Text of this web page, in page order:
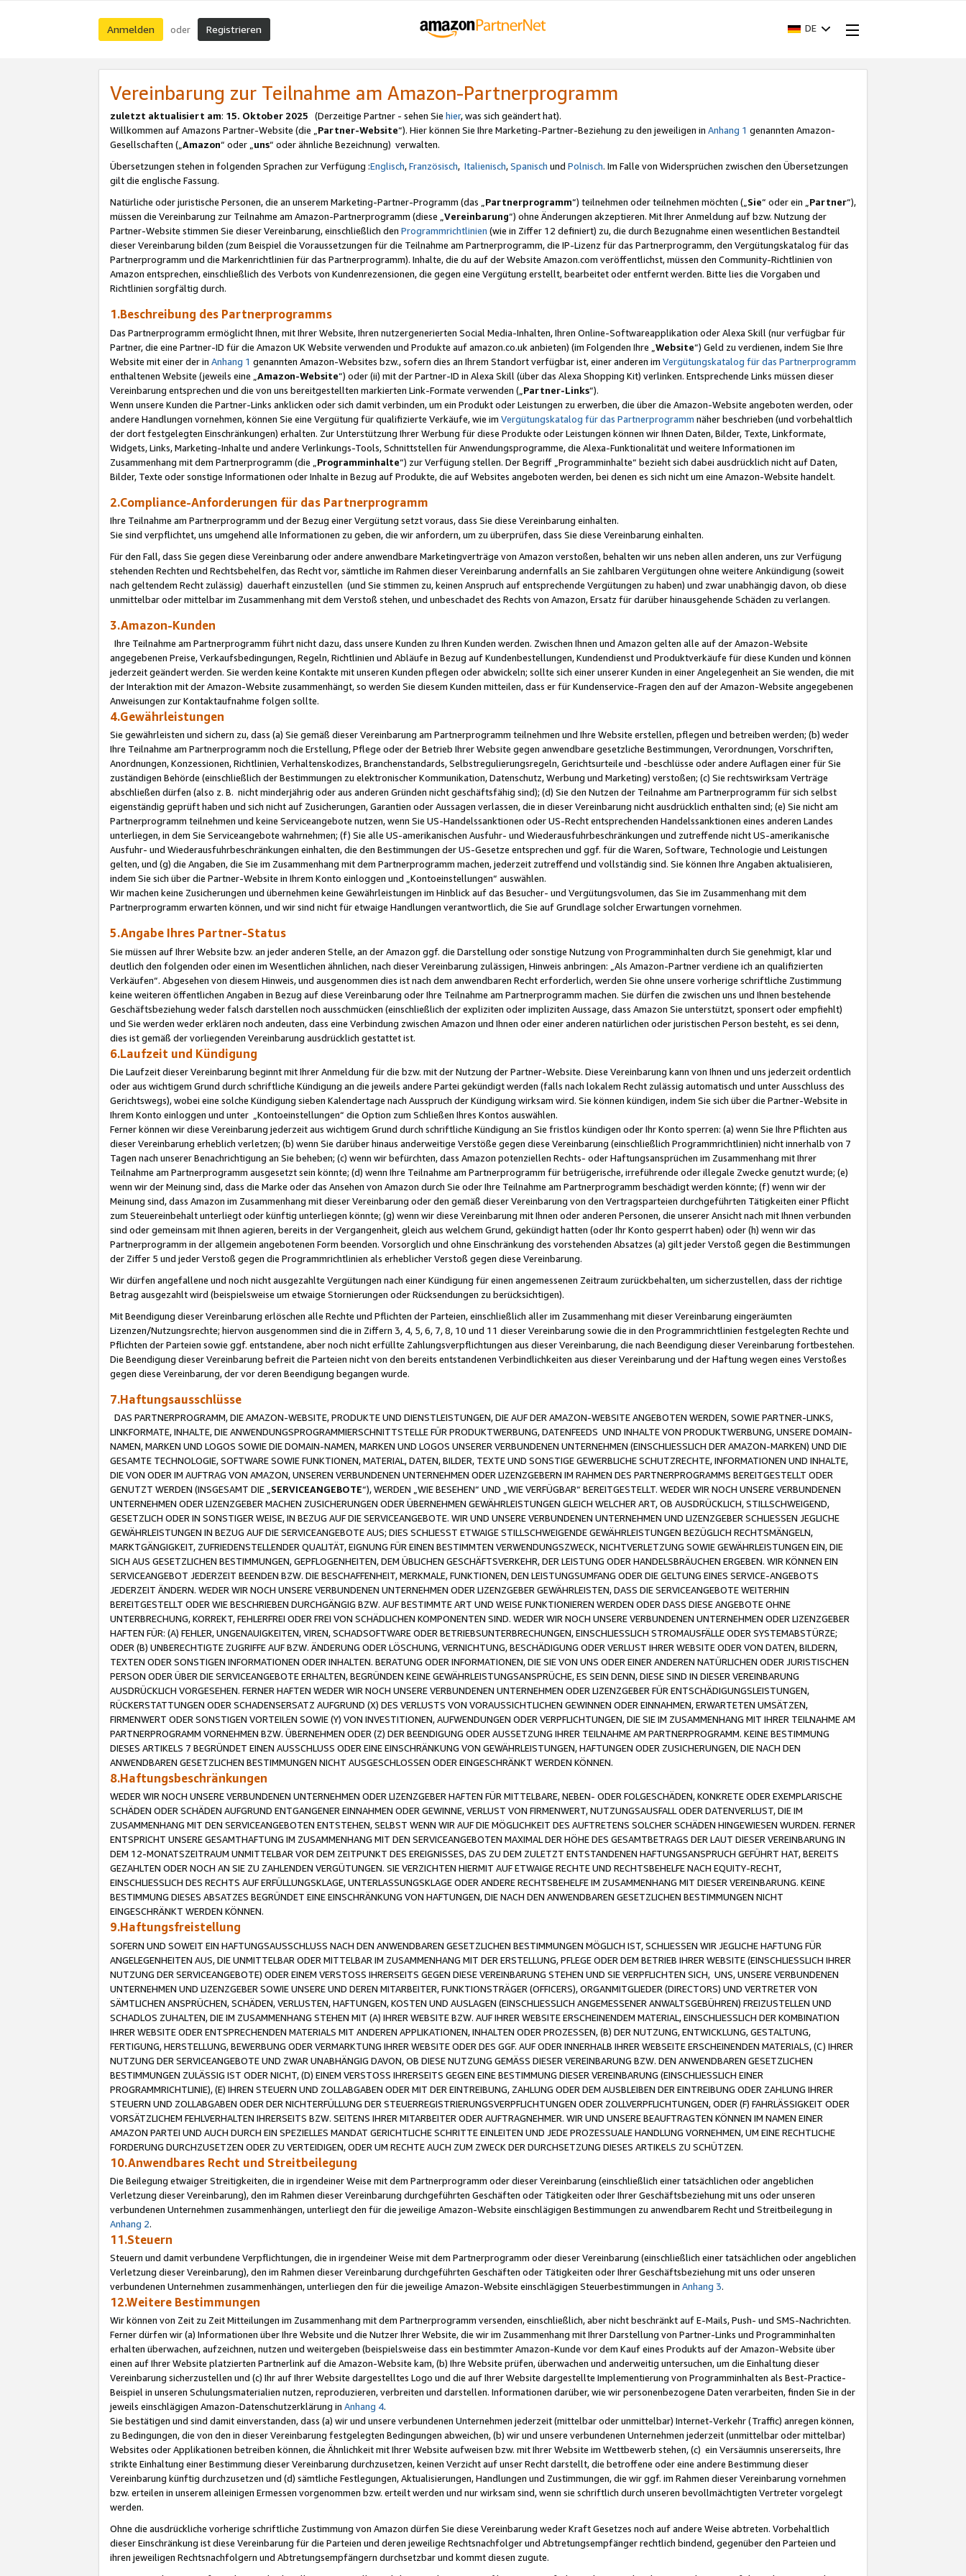
Anmelden oder Registrieren DE
Vereinbarung zur Teilnahme am Amazon-Partnerprogramm
zuletzt aktualisiert am: 15. Oktober 2025 (Derzeitige Partner - sehen Sie hier, was sich geändert hat).
Willkommen auf Amazons Partner-Website (die „Partner-Website“). Hier können Sie Ihre Marketing-Partner-Beziehung zu den jeweiligen in Anhang 1 genannten Amazon-
Gesellschaften („Amazon“ oder „uns“ oder ähnliche Bezeichnung) verwalten.
Übersetzungen stehen in folgenden Sprachen zur Verfügung :Englisch,Französisch, Italienisch,Spanisch und Polnisch. Im Falle von Widersprüchen zwischen den Übersetzungen
gilt die englische Fassung.
Natürliche oder juristische Personen, die an unserem Marketing-Partner-Programm (das „Partnerprogramm“) teilnehmen oder teilnehmen möchten („Sie“ oder ein „Partner“),
müssen die Vereinbarung zur Teilnahme am Amazon-Partnerprogramm (diese „Vereinbarung“) ohne Änderungen akzeptieren. Mit Ihrer Anmeldung auf bzw. Nutzung der
Partner-Website stimmen Sie dieser Vereinbarung, einschließlich den Programmrichtlinien (wie in Ziffer 12 definiert) zu, die durch Bezugnahme einen wesentlichen Bestandteil
dieser Vereinbarung bilden (zum Beispiel die Voraussetzungen für die Teilnahme am Partnerprogramm, die IP-Lizenz für das Partnerprogramm, den Vergütungskatalog für das
Partnerprogramm und die Markenrichtlinien für das Partnerprogramm). Inhalte, die du auf der Website Amazon.com veröffentlichst, müssen den Community-Richtlinien von
Amazon entsprechen, einschließlich des Verbots von Kundenrezensionen, die gegen eine Vergütung erstellt, bearbeitet oder entfernt werden. Bitte lies die Vorgaben und
Richtlinien sorgfältig durch.
1.Beschreibung des Partnerprogramms
Das Partnerprogramm ermöglicht Ihnen, mit Ihrer Website, Ihren nutzergenerierten Social Media-Inhalten, Ihren Online-Softwareapplikation oder Alexa Skill (nur verfügbar für
Partner, die eine Partner-ID für die Amazon UK Website verwenden und Produkte auf amazon.co.uk anbieten) (im Folgenden Ihre „ Website“) Geld zu verdienen, indem Sie Ihre
Website mit einer der in Anhang 1 genannten Amazon-Websites bzw., sofern dies an Ihrem Standort verfügbar ist, einer anderen im Vergütungskatalog für das Partnerprogramm
enthaltenen Website (jeweils eine „ Amazon-Website“) oder (ii) mit der Partner-ID in Alexa Skill (über das Alexa Shopping Kit) verlinken. Entsprechende Links müssen dieser
Vereinbarung entsprechen und die von uns bereitgestellten markierten Link-Formate verwenden („ Partner-Links“).
Wenn unsere Kunden die Partner-Links anklicken oder sich damit verbinden, um ein Produkt oder Leistungen zu erwerben, die über die Amazon-Website angeboten werden, oder
andere Handlungen vornehmen, können Sie eine Vergütung für qualifizierte Verkäufe, wie im Vergütungskatalog für das Partnerprogramm näher beschrieben (und vorbehaltlich
der dort festgelegten Einschränkungen) erhalten. Zur Unterstützung Ihrer Werbung für diese Produkte oder Leistungen können wir Ihnen Daten, Bilder, Texte, Linkformate,
Widgets, Links, Marketing-Inhalte und andere Verlinkungs-Tools, Schnittstellen für Anwendungsprogramme, die Alexa-Funktionalität und weitere Informationen im
Zusammenhang mit dem Partnerprogramm (die „ Programminhalte“) zur Verfügung stellen. Der Begriff „Programminhalte“ bezieht sich dabei ausdrücklich nicht auf Daten,
Bilder, Texte oder sonstige Informationen oder Inhalte in Bezug auf Produkte, die auf Websites angeboten werden, bei denen es sich nicht um eine Amazon-Website handelt.
2.Compliance-Anforderungen für das Partnerprogramm
Ihre Teilnahme am Partnerprogramm und der Bezug einer Vergütung setzt voraus, dass Sie diese Vereinbarung einhalten.
Sie sind verpflichtet, uns umgehend alle Informationen zu geben, die wir anfordern, um zu überprüfen, dass Sie diese Vereinbarung einhalten.
Für den Fall, dass Sie gegen diese Vereinbarung oder andere anwendbare Marketingverträge von Amazon verstoßen, behalten wir uns neben allen anderen, uns zur Verfügung
stehenden Rechten und Rechtsbehelfen, das Recht vor, sämtliche im Rahmen dieser Vereinbarung andernfalls an Sie zahlbaren Vergütungen ohne weitere Ankündigung (soweit
nach geltendem Recht zulässig) dauerhaft einzustellen (und Sie stimmen zu, keinen Anspruch auf entsprechende Vergütungen zu haben) und zwar unabhängig davon, ob diese
unmittelbar oder mittelbar im Zusammenhang mit dem Verstoß stehen, und unbeschadet des Rechts von Amazon, Ersatz für darüber hinausgehende Schäden zu verlangen.
3.Amazon-Kunden
Ihre Teilnahme am Partnerprogramm führt nicht dazu, dass unsere Kunden zu Ihren Kunden werden. Zwischen Ihnen und Amazon gelten alle auf der Amazon-Website
angegebenen Preise, Verkaufsbedingungen, Regeln, Richtlinien und Abläufe in Bezug auf Kundenbestellungen, Kundendienst und Produktverkäufe für diese Kunden und können
jederzeit geändert werden. Sie werden keine Kontakte mit unseren Kunden pflegen oder abwickeln; sollte sich einer unserer Kunden in einer Angelegenheit an Sie wenden, die mit
der Interaktion mit der Amazon-Website zusammenhängt, so werden Sie diesem Kunden mitteilen, dass er für Kundenservice-Fragen den auf der Amazon-Website angegebenen
Anweisungen zur Kontaktaufnahme folgen sollte.
4.Gewährleistungen
Sie gewährleisten und sichern zu, dass (a) Sie gemäß dieser Vereinbarung am Partnerprogramm teilnehmen und Ihre Website erstellen, pflegen und betreiben werden; (b) weder
Ihre Teilnahme am Partnerprogramm noch die Erstellung, Pflege oder der Betrieb Ihrer Website gegen anwendbare gesetzliche Bestimmungen, Verordnungen, Vorschriften,
Anordnungen, Konzessionen, Richtlinien, Verhaltenskodizes, Branchenstandards, Selbstregulierungsregeln, Gerichtsurteile und -beschlüsse oder andere Auflagen einer für Sie
zuständigen Behörde (einschließlich der Bestimmungen zu elektronischer Kommunikation, Datenschutz, Werbung und Marketing) verstoßen; (c) Sie rechtswirksam Verträge
abschließen dürfen (also z. B. nicht minderjährig oder aus anderen Gründen nicht geschäftsfähig sind); (d) Sie den Nutzen der Teilnahme am Partnerprogramm für sich selbst
eigenständig geprüft haben und sich nicht auf Zusicherungen, Garantien oder Aussagen verlassen, die in dieser Vereinbarung nicht ausdrücklich enthalten sind; (e) Sie nicht am
Partnerprogramm teilnehmen und keine Serviceangebote nutzen, wenn Sie US-Handelssanktionen oder US-Recht entsprechenden Handelssanktionen eines anderen Landes
unterliegen, in dem Sie Serviceangebote wahrnehmen; (f) Sie alle US-amerikanischen Ausfuhr- und Wiederausfuhrbeschränkungen und zutreffende nicht US-amerikanische
Ausfuhr- und Wiederausfuhrbeschränkungen einhalten, die den Bestimmungen der US-Gesetze entsprechen und ggf. für die Waren, Software, Technologie und Leistungen
gelten, und (g) die Angaben, die Sie im Zusammenhang mit dem Partnerprogramm machen, jederzeit zutreffend und vollständig sind. Sie können Ihre Angaben aktualisieren,
indem Sie sich über die Partner-Website in Ihrem Konto einloggen und „Kontoeinstellungen“ auswählen.
Wir machen keine Zusicherungen und übernehmen keine Gewährleistungen im Hinblick auf das Besucher- und Vergütungsvolumen, das Sie im Zusammenhang mit dem
Partnerprogramm erwarten können, und wir sind nicht für etwaige Handlungen verantwortlich, die Sie auf Grundlage solcher Erwartungen vornehmen.
5.Angabe Ihres Partner-Status
Sie müssen auf Ihrer Website bzw. an jeder anderen Stelle, an der Amazon ggf. die Darstellung oder sonstige Nutzung von Programminhalten durch Sie genehmigt, klar und
deutlich den folgenden oder einen im Wesentlichen ähnlichen, nach dieser Vereinbarung zulässigen, Hinweis anbringen: „Als Amazon-Partner verdiene ich an qualifizierten
Verkäufen“. Abgesehen von diesem Hinweis, und ausgenommen dies ist nach dem anwendbaren Recht erforderlich, werden Sie ohne unsere vorherige schriftliche Zustimmung
keine weiteren öffentlichen Angaben in Bezug auf diese Vereinbarung oder Ihre Teilnahme am Partnerprogramm machen. Sie dürfen die zwischen uns und Ihnen bestehende
Geschäftsbeziehung weder falsch darstellen noch ausschmücken (einschließlich der expliziten oder impliziten Aussage, dass Amazon Sie unterstützt, sponsert oder empfiehlt)
und Sie werden weder erklären noch andeuten, dass eine Verbindung zwischen Amazon und Ihnen oder einer anderen natürlichen oder juristischen Person besteht, es sei denn,
dies ist gemäß der vorliegenden Vereinbarung ausdrücklich gestattet ist.
6.Laufzeit und Kündigung
Die Laufzeit dieser Vereinbarung beginnt mit Ihrer Anmeldung für die bzw. mit der Nutzung der Partner-Website. Diese Vereinbarung kann von Ihnen und uns jederzeit ordentlich
oder aus wichtigem Grund durch schriftliche Kündigung an die jeweils andere Partei gekündigt werden (falls nach lokalem Recht zulässig automatisch und unter Ausschluss des
Gerichtswegs), wobei eine solche Kündigung sieben Kalendertage nach Ausspruch der Kündigung wirksam wird. Sie können kündigen, indem Sie sich über die Partner-Website in
Ihrem Konto einloggen und unter „Kontoeinstellungen“ die Option zum Schließen Ihres Kontos auswählen.
Ferner können wir diese Vereinbarung jederzeit aus wichtigem Grund durch schriftliche Kündigung an Sie fristlos kündigen oder Ihr Konto sperren: (a) wenn Sie Ihre Pflichten aus
dieser Vereinbarung erheblich verletzen; (b) wenn Sie darüber hinaus anderweitige Verstöße gegen diese Vereinbarung (einschließlich Programmrichtlinien) nicht innerhalb von 7
Tagen nach unserer Benachrichtigung an Sie beheben; (c) wenn wir befürchten, dass Amazon potenziellen Rechts- oder Haftungsansprüchen im Zusammenhang mit Ihrer
Teilnahme am Partnerprogramm ausgesetzt sein könnte; (d) wenn Ihre Teilnahme am Partnerprogramm für betrügerische, irreführende oder illegale Zwecke genutzt wurde; (e)
wenn wir der Meinung sind, dass die Marke oder das Ansehen von Amazon durch Sie oder Ihre Teilnahme am Partnerprogramm beschädigt werden könnte; (f) wenn wir der
Meinung sind, dass Amazon im Zusammenhang mit dieser Vereinbarung oder den gemäß dieser Vereinbarung von den Vertragsparteien durchgeführten Tätigkeiten einer Pflicht
zum Steuereinbehalt unterliegt oder künftig unterliegen könnte; (g) wenn wir diese Vereinbarung mit Ihnen oder anderen Personen, die unserer Ansicht nach mit Ihnen verbunden
sind oder gemeinsam mit Ihnen agieren, bereits in der Vergangenheit, gleich aus welchem Grund, gekündigt hatten (oder Ihr Konto gesperrt haben) oder (h) wenn wir das
Partnerprogramm in der allgemein angebotenen Form beenden. Vorsorglich und ohne Einschränkung des vorstehenden Absatzes (a) gilt jeder Verstoß gegen die Bestimmungen
der Ziffer 5 und jeder Verstoß gegen die Programmrichtlinien als erheblicher Verstoß gegen diese Vereinbarung.
Wir dürfen angefallene und noch nicht ausgezahlte Vergütungen nach einer Kündigung für einen angemessenen Zeitraum zurückbehalten, um sicherzustellen, dass der richtige
Betrag ausgezahlt wird (beispielsweise um etwaige Stornierungen oder Rücksendungen zu berücksichtigen).
Mit Beendigung dieser Vereinbarung erlöschen alle Rechte und Pflichten der Parteien, einschließlich aller im Zusammenhang mit dieser Vereinbarung eingeräumten
Lizenzen/Nutzungsrechte; hiervon ausgenommen sind die in Ziffern 3, 4, 5, 6, 7, 8, 10 und 11 dieser Vereinbarung sowie die in den Programmrichtlinien festgelegten Rechte und
Pflichten der Parteien sowie ggf. entstandene, aber noch nicht erfüllte Zahlungsverpflichtungen aus dieser Vereinbarung, die nach Beendigung dieser Vereinbarung fortbestehen.
Die Beendigung dieser Vereinbarung befreit die Parteien nicht von den bereits entstandenen Verbindlichkeiten aus dieser Vereinbarung und der Haftung wegen eines Verstoßes
gegen diese Vereinbarung, der vor deren Beendigung begangen wurde.
7.Haftungsausschlüsse
DAS PARTNERPROGRAMM, DIE AMAZON-WEBSITE, PRODUKTE UND DIENSTLEISTUNGEN, DIE AUF DER AMAZON-WEBSITE ANGEBOTEN WERDEN, SOWIE PARTNER-LINKS,
LINKFORMATE, INHALTE, DIE ANWENDUNGSPROGRAMMIERSCHNITTSTELLE FÜR PRODUKTWERBUNG, DATENFEEDS UND INHALTE VON PRODUKTWERBUNG, UNSERE DOMAIN-
NAMEN, MARKEN UND LOGOS SOWIE DIE DOMAIN-NAMEN, MARKEN UND LOGOS UNSERER VERBUNDENEN UNTERNEHMEN (EINSCHLIESSLICH DER AMAZON-MARKEN) UND DIE
GESAMTE TECHNOLOGIE, SOFTWARE SOWIE FUNKTIONEN, MATERIAL, DATEN, BILDER, TEXTE UND SONSTIGE GEWERBLICHE SCHUTZRECHTE, INFORMATIONEN UND INHALTE,
DIE VON ODER IM AUFTRAG VON AMAZON, UNSEREN VERBUNDENEN UNTERNEHMEN ODER LIZENZGEBERN IM RAHMEN DES PARTNERPROGRAMMS BEREITGESTELLT ODER
GENUTZT WERDEN (INSGESAMT DIE „ SERVICEANGEBOTE“), WERDEN „WIE BESEHEN“ UND „WIE VERFÜGBAR“ BEREITGESTELLT. WEDER WIR NOCH UNSERE VERBUNDENEN
UNTERNEHMEN ODER LIZENZGEBER MACHEN ZUSICHERUNGEN ODER ÜBERNEHMEN GEWÄHRLEISTUNGEN GLEICH WELCHER ART, OB AUSDRÜCKLICH, STILLSCHWEIGEND,
GESETZLICH ODER IN SONSTIGER WEISE, IN BEZUG AUF DIE SERVICEANGEBOTE. WIR UND UNSERE VERBUNDENEN UNTERNEHMEN UND LIZENZGEBER SCHLIESSEN JEGLICHE
GEWÄHRLEISTUNGEN IN BEZUG AUF DIE SERVICEANGEBOTE AUS; DIES SCHLIESST ETWAIGE STILLSCHWEIGENDE GEWÄHRLEISTUNGEN BEZÜGLICH RECHTSMÄNGELN,
MARKTGÄNGIGKEIT, ZUFRIEDENSTELLENDER QUALITÄT, EIGNUNG FÜR EINEN BESTIMMTEN VERWENDUNGSZWECK, NICHTVERLETZUNG SOWIE GEWÄHRLEISTUNGEN EIN, DIE
SICH AUS GESETZLICHEN BESTIMMUNGEN, GEPFLOGENHEITEN, DEM ÜBLICHEN GESCHÄFTSVERKEHR, DER LEISTUNG ODER HANDELSBRÄUCHEN ERGEBEN. WIR KÖNNEN EIN
SERVICEANGEBOT JEDERZEIT BEENDEN BZW. DIE BESCHAFFENHEIT, MERKMALE, FUNKTIONEN, DEN LEISTUNGSUMFANG ODER DIE GELTUNG EINES SERVICE-ANGEBOTS
JEDERZEIT ÄNDERN. WEDER WIR NOCH UNSERE VERBUNDENEN UNTERNEHMEN ODER LIZENZGEBER GEWÄHRLEISTEN, DASS DIE SERVICEANGEBOTE WEITERHIN
BEREITGESTELLT ODER WIE BESCHRIEBEN DURCHGÄNGIG BZW. AUF BESTIMMTE ART UND WEISE FUNKTIONIEREN WERDEN ODER DASS DIESE ANGEBOTE OHNE
UNTERBRECHUNG, KORREKT, FEHLERFREI ODER FREI VON SCHÄDLICHEN KOMPONENTEN SIND. WEDER WIR NOCH UNSERE VERBUNDENEN UNTERNEHMEN ODER LIZENZGEBER
HAFTEN FÜR: (A) FEHLER, UNGENAUIGKEITEN, VIREN, SCHADSOFTWARE ODER BETRIEBSUNTERBRECHUNGEN, EINSCHLIESSLICH STROMAUSFÄLLE ODER SYSTEMABSTÜRZE;
ODER (B) UNBERECHTIGTE ZUGRIFFE AUF BZW. ÄNDERUNG ODER LÖSCHUNG, VERNICHTUNG, BESCHÄDIGUNG ODER VERLUST IHRER WEBSITE ODER VON DATEN, BILDERN,
TEXTEN ODER SONSTIGEN INFORMATIONEN ODER INHALTEN. BERATUNG ODER INFORMATIONEN, DIE SIE VON UNS ODER EINER ANDEREN NATÜRLICHEN ODER JURISTISCHEN
PERSON ODER ÜBER DIE SERVICEANGEBOTE ERHALTEN, BEGRÜNDEN KEINE GEWÄHRLEISTUNGSANSPRÜCHE, ES SEIN DENN, DIESE SIND IN DIESER VEREINBARUNG
AUSDRÜCKLICH VORGESEHEN. FERNER HAFTEN WEDER WIR NOCH UNSERE VERBUNDENEN UNTERNEHMEN ODER LIZENZGEBER FÜR ENTSCHÄDIGUNGSLEISTUNGEN,
RÜCKERSTATTUNGEN ODER SCHADENSERSATZ AUFGRUND (X) DES VERLUSTS VON VORAUSSICHTLICHEN GEWINNEN ODER EINNAHMEN, ERWARTETEN UMSÄTZEN,
FIRMENWERT ODER SONSTIGEN VORTEILEN SOWIE (Y) VON INVESTITIONEN, AUFWENDUNGEN ODER VERPFLICHTUNGEN, DIE SIE IM ZUSAMMENHANG MIT IHRER TEILNAHME AM
PARTNERPROGRAMM VORNEHMEN BZW. ÜBERNEHMEN ODER (Z) DER BEENDIGUNG ODER AUSSETZUNG IHRER TEILNAHME AM PARTNERPROGRAMM. KEINE BESTIMMUNG
DIESES ARTIKELS 7 BEGRÜNDET EINEN AUSSCHLUSS ODER EINE EINSCHRÄNKUNG VON GEWÄHRLEISTUNGEN, HAFTUNGEN ODER ZUSICHERUNGEN, DIE NACH DEN
ANWENDBAREN GESETZLICHEN BESTIMMUNGEN NICHT AUSGESCHLOSSEN ODER EINGESCHRÄNKT WERDEN KÖNNEN.
8.Haftungsbeschränkungen
WEDER WIR NOCH UNSERE VERBUNDENEN UNTERNEHMEN ODER LIZENZGEBER HAFTEN FÜR MITTELBARE, NEBEN- ODER FOLGESCHÄDEN, KONKRETE ODER EXEMPLARISCHE
SCHÄDEN ODER SCHÄDEN AUFGRUND ENTGANGENER EINNAHMEN ODER GEWINNE, VERLUST VON FIRMENWERT, NUTZUNGSAUSFALL ODER DATENVERLUST, DIE IM
ZUSAMMENHANG MIT DEN SERVICEANGEBOTEN ENTSTEHEN, SELBST WENN WIR AUF DIE MÖGLICHKEIT DES AUFTRETENS SOLCHER SCHÄDEN HINGEWIESEN WURDEN. FERNER
ENTSPRICHT UNSERE GESAMTHAFTUNG IM ZUSAMMENHANG MIT DEN SERVICEANGEBOTEN MAXIMAL DER HÖHE DES GESAMTBETRAGS DER LAUT DIESER VEREINBARUNG IN
DEM 12-MONATSZEITRAUM UNMITTELBAR VOR DEM ZEITPUNKT DES EREIGNISSES, DAS ZU DEM ZULETZT ENTSTANDENEN HAFTUNGSANSPRUCH GEFÜHRT HAT, BEREITS
GEZAHLTEN ODER NOCH AN SIE ZU ZAHLENDEN VERGÜTUNGEN. SIE VERZICHTEN HIERMIT AUF ETWAIGE RECHTE UND RECHTSBEHELFE NACH EQUITY-RECHT,
EINSCHLIESSLICH DES RECHTS AUF ERFÜLLUNGSKLAGE, UNTERLASSUNGSKLAGE ODER ANDERE RECHTSBEHELFE IM ZUSAMMENHANG MIT DIESER VEREINBARUNG. KEINE
BESTIMMUNG DIESES ABSATZES BEGRÜNDET EINE EINSCHRÄNKUNG VON HAFTUNGEN, DIE NACH DEN ANWENDBAREN GESETZLICHEN BESTIMMUNGEN NICHT
EINGESCHRÄNKT WERDEN KÖNNEN.
9.Haftungsfreistellung
SOFERN UND SOWEIT EIN HAFTUNGSAUSSCHLUSS NACH DEN ANWENDBAREN GESETZLICHEN BESTIMMUNGEN MÖGLICH IST, SCHLIESSEN WIR JEGLICHE HAFTUNG FÜR
ANGELEGENHEITEN AUS, DIE UNMITTELBAR ODER MITTELBAR IM ZUSAMMENHANG MIT DER ERSTELLUNG, PFLEGE ODER DEM BETRIEB IHRER WEBSITE (EINSCHLIESSLICH IHRER
NUTZUNG DER SERVICEANGEBOTE) ODER EINEM VERSTOSS IHRERSEITS GEGEN DIESE VEREINBARUNG STEHEN UND SIE VERPFLICHTEN SICH, UNS, UNSERE VERBUNDENEN
UNTERNEHMEN UND LIZENZGEBER SOWIE UNSERE UND DEREN MITARBEITER, FUNKTIONSTRÄGER (OFFICERS), ORGANMITGLIEDER (DIRECTORS) UND VERTRETER VON
SÄMTLICHEN ANSPRÜCHEN, SCHÄDEN, VERLUSTEN, HAFTUNGEN, KOSTEN UND AUSLAGEN (EINSCHLIESSLICH ANGEMESSENER ANWALTSGEBÜHREN) FREIZUSTELLEN UND
SCHADLOS ZUHALTEN, DIE IM ZUSAMMENHANG STEHEN MIT (A) IHRER WEBSITE BZW. AUF IHRER WEBSITE ERSCHEINENDEM MATERIAL, EINSCHLIESSLICH DER KOMBINATION
IHRER WEBSITE ODER ENTSPRECHENDEN MATERIALS MIT ANDEREN APPLIKATIONEN, INHALTEN ODER PROZESSEN, (B) DER NUTZUNG, ENTWICKLUNG, GESTALTUNG,
FERTIGUNG, HERSTELLUNG, BEWERBUNG ODER VERMARKTUNG IHRER WEBSITE ODER DES GGF. AUF ODER INNERHALB IHRER WEBSEITE ERSCHEINENDEN MATERIALS, (C) IHRER
NUTZUNG DER SERVICEANGEBOTE UND ZWAR UNABHÄNGIG DAVON, OB DIESE NUTZUNG GEMÄSS DIESER VEREINBARUNG BZW. DEN ANWENDBAREN GESETZLICHEN
BESTIMMUNGEN ZULÄSSIG IST ODER NICHT, (D) EINEM VERSTOSS IHRERSEITS GEGEN EINE BESTIMMUNG DIESER VEREINBARUNG (EINSCHLIESSLICH EINER
PROGRAMMRICHTLINIE), (E) IHREN STEUERN UND ZOLLABGABEN ODER MIT DER EINTREIBUNG, ZAHLUNG ODER DEM AUSBLEIBEN DER EINTREIBUNG ODER ZAHLUNG IHRER
STEUERN UND ZOLLABGABEN ODER DER NICHTERFÜLLUNG DER STEUERREGISTRIERUNGSVERPFLICHTUNGEN ODER ZOLLVERPFLICHTUNGEN, ODER (F) FAHRLÄSSIGKEIT ODER
VORSÄTZLICHEM FEHLVERHALTEN IHRERSEITS BZW. SEITENS IHRER MITARBEITER ODER AUFTRAGNEHMER. WIR UND UNSERE BEAUFTRAGTEN KÖNNEN IM NAMEN EINER
AMAZON PARTEI UND AUCH DURCH EIN SPEZIELLES MANDAT GERICHTLICHE SCHRITTE EINLEITEN UND JEDE PROZESSUALE HANDLUNG VORNEHMEN, UM EINE RECHTLICHE
FORDERUNG DURCHZUSETZEN ODER ZU VERTEIDIGEN, ODER UM RECHTE AUCH ZUM ZWECK DER DURCHSETZUNG DIESES ARTIKELS ZU SCHÜTZEN.
10.Anwendbares Recht und Streitbeilegung
Die Beilegung etwaiger Streitigkeiten, die in irgendeiner Weise mit dem Partnerprogramm oder dieser Vereinbarung (einschließlich einer tatsächlichen oder angeblichen
Verletzung dieser Vereinbarung), den im Rahmen dieser Vereinbarung durchgeführten Geschäften oder Tätigkeiten oder Ihrer Geschäftsbeziehung mit uns oder unseren
verbundenen Unternehmen zusammenhängen, unterliegt den für die jeweilige Amazon-Website einschlägigen Bestimmungen zu anwendbarem Recht und Streitbeilegung in
Anhang 2.
11.Steuern
Steuern und damit verbundene Verpflichtungen, die in irgendeiner Weise mit dem Partnerprogramm oder dieser Vereinbarung (einschließlich einer tatsächlichen oder angeblichen
Verletzung dieser Vereinbarung), den im Rahmen dieser Vereinbarung durchgeführten Geschäften oder Tätigkeiten oder Ihrer Geschäftsbeziehung mit uns oder unseren
verbundenen Unternehmen zusammenhängen, unterliegen den für die jeweilige Amazon-Website einschlägigen Steuerbestimmungen in Anhang 3.
12.Weitere Bestimmungen
Wir können von Zeit zu Zeit Mitteilungen im Zusammenhang mit dem Partnerprogramm versenden, einschließlich, aber nicht beschränkt auf E-Mails, Push- und SMS-Nachrichten.
Ferner dürfen wir (a) Informationen über Ihre Website und die Nutzer Ihrer Website, die wir im Zusammenhang mit Ihrer Darstellung von Partner-Links und Programminhalten
erhalten überwachen, aufzeichnen, nutzen und weitergeben (beispielsweise dass ein bestimmter Amazon-Kunde vor dem Kauf eines Produkts auf der Amazon-Website über
einen auf Ihrer Website platzierten Partnerlink auf die Amazon-Website kam, (b) Ihre Website prüfen, überwachen und anderweitig untersuchen, um die Einhaltung dieser
Vereinbarung sicherzustellen und (c) Ihr auf Ihrer Website dargestelltes Logo und die auf Ihrer Website dargestellte Implementierung von Programminhalten als Best-Practice-
Beispiel in unseren Schulungsmaterialien nutzen, reproduzieren, verbreiten und darstellen. Informationen darüber, wie wir personenbezogene Daten verarbeiten, finden Sie in der
jeweils einschlägigen Amazon-Datenschutzerklärung in Anhang 4.
Sie bestätigen und sind damit einverstanden, dass (a) wir und unsere verbundenen Unternehmen jederzeit (mittelbar oder unmittelbar) Internet-Verkehr (Traffic) anregen können,
zu Bedingungen, die von den in dieser Vereinbarung festgelegten Bedingungen abweichen, (b) wir und unsere verbundenen Unternehmen jederzeit (unmittelbar oder mittelbar)
Websites oder Applikationen betreiben können, die Ähnlichkeit mit Ihrer Website aufweisen bzw. mit Ihrer Website im Wettbewerb stehen, (c) ein Versäumnis unsererseits, Ihre
strikte Einhaltung einer Bestimmung dieser Vereinbarung durchzusetzen, keinen Verzicht auf unser Recht darstellt, die betroffene oder eine andere Bestimmung dieser
Vereinbarung künftig durchzusetzen und (d) sämtliche Festlegungen, Aktualisierungen, Handlungen und Zustimmungen, die wir ggf. im Rahmen dieser Vereinbarung vornehmen
bzw. erteilen in unserem alleinigen Ermessen vorgenommen bzw. erteilt werden und nur wirksam sind, wenn sie schriftlich durch unseren bevollmächtigten Vertreter vorgelegt
werden.
Ohne die ausdrückliche vorherige schriftliche Zustimmung von Amazon dürfen Sie diese Vereinbarung weder Kraft Gesetzes noch auf andere Weise abtreten. Vorbehaltlich
dieser Einschränkung ist diese Vereinbarung für die Parteien und deren jeweilige Rechtsnachfolger und Abtretungsempfänger rechtlich bindend, gegenüber den Parteien und
ihren jeweiligen Rechtsnachfolgern und Abtretungsempfängern durchsetzbar und kommt diesen zugute.